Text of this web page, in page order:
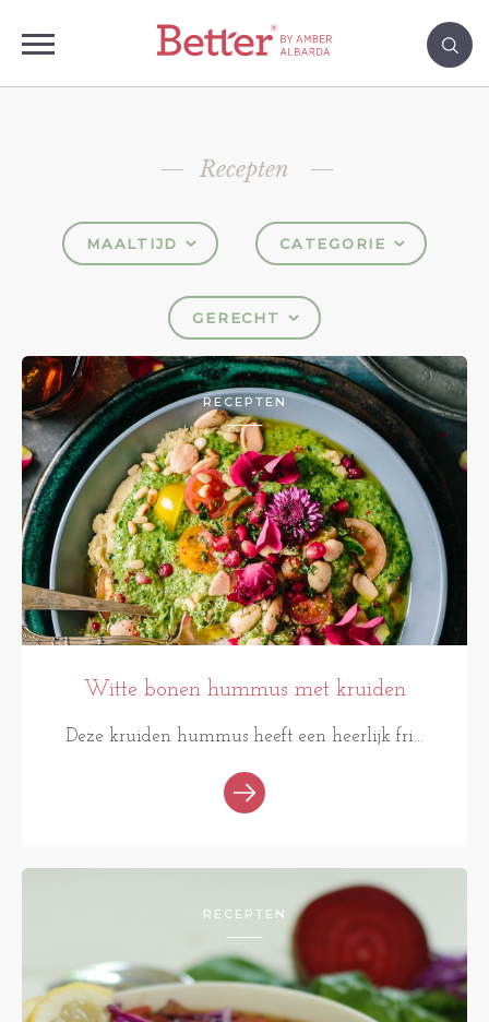
Recepten
MAALTIJD CATEGORIE
GERECHT
RECEPTEN
Witte bonen hummus met kruiden
Deze kruiden hummus heeft een heerlijk fri...
RECEPTEN